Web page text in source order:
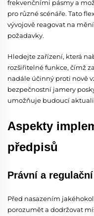
frekvenčními pásmy a
pro různé scénáře. Tato
vývojově reagovat na
požadavky.
Hledejte zařízení, která
rozšiřitelné funkce, čímž
nadále účinný proti nově
bezpečnostní jamery
umožňuje budoucí
Aspekty
předpisů
Právní a
Před nasazením
porozumět a dodržovat